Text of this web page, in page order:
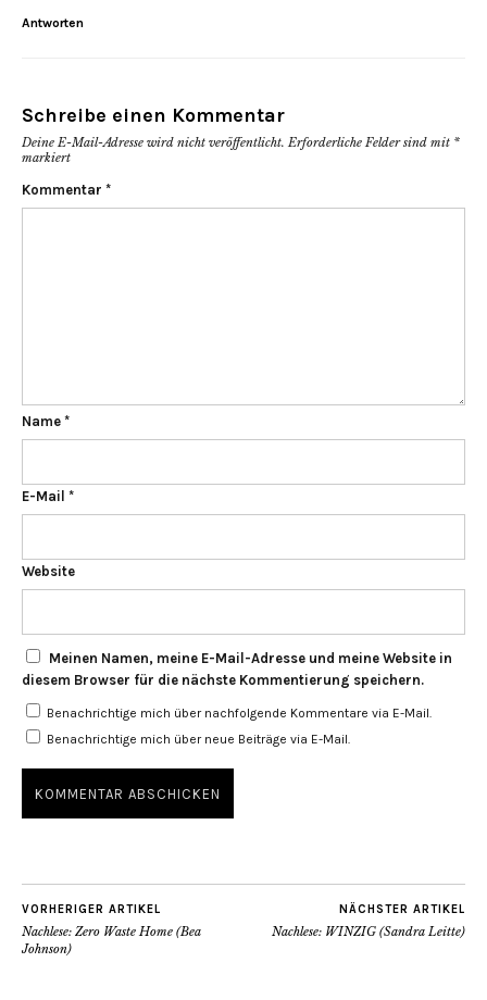
Antworten
Schreibe einen Kommentar
Deine E-Mail-Adresse wird nicht veröffentlicht. Erforderliche Felder sind mit *
markiert
Kommentar *
Name *
E-Mail *
Website
Meinen Namen, meine E-Mail-Adresse und meine Website in
diesem Browser für die nächste Kommentierung speichern.
Benachrichtige mich über nachfolgende Kommentare via E-Mail.
Benachrichtige mich über neue Beiträge via E-Mail.
VORHERIGER ARTIKEL
Nachlese: Zero Waste Home (Bea
Johnson)
NÄCHSTER ARTIKEL
Nachlese: WINZIG (Sandra Leitte)